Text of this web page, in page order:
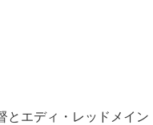
とエディ・レッドメイン